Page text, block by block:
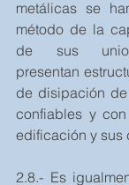
metálicas se
método de la
de sus
presentan
de disipación
confiables y
edificación y sus
2.8.- Es